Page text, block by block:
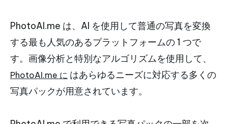
PhotoAI.me は、AI を使用して普通の写真を変換
する最も人気のあるプラットフォームの 1 つで
す。画像分析と特別なアルゴリズムを使用して、
PhotoAI.me に はあらゆるニーズに対応する多くの
写真パックが用意されています。